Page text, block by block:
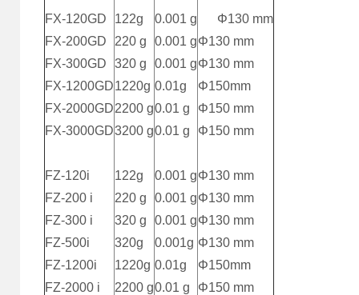
FX-120GD
FX-200GD
FX-300GD
FX-1200GD
FX-2000GD
FX-3000GD
FZ-120i
FZ-200 i
FZ-300 i
FZ-500i
FZ-1200i
FZ-2000 i
122g
220 g
320 g
1220g
2200 g
3200 g
122g
220 g
320 g
320g
1220g
2200 g
0.001 g
0.001 g
0.001 g
0.01g
0.01 g
0.01 g
0.001 g
0.001 g
0.001 g
0.001g
0.01g
0.01 g
Φ130 mm
Φ130 mm
Φ130 mm
Φ150mm
Φ150 mm
Φ150 mm
Φ130 mm
Φ130 mm
Φ130 mm
Φ130 mm
Φ150mm
Φ150 mm